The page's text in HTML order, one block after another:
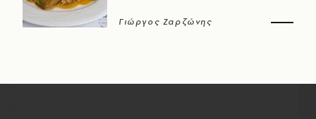
Γιώργος Ζαρζώνης